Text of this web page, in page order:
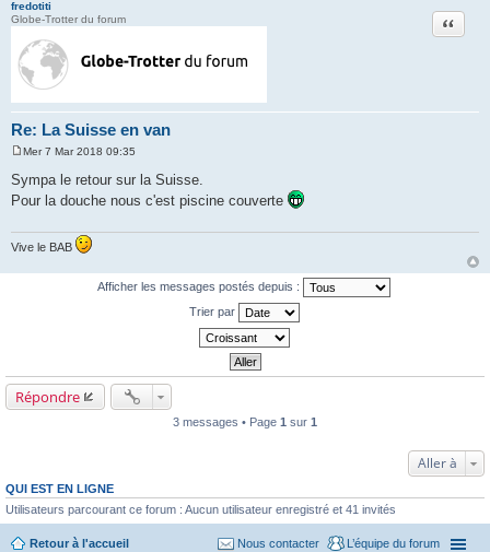
fredotiti
Globe-Trotter du forum
Re: La Suisse en van
Citation
s
s
Mer 7 Mar 2018 09:35
Sympa le retour sur la Suisse.
Pour la douche nous c'est piscine couverte
Vive le BAB
Afficher les messages postés depuis :
Trier par
Répondre
3 messages • Page 1 sur 1
Aller à
QUI EST EN LIGNE
Utilisateurs parcourant ce forum : Aucun utilisateur enregistré et 41 invités
Retour à l'accueil L’équipe du forum
Nous contacter